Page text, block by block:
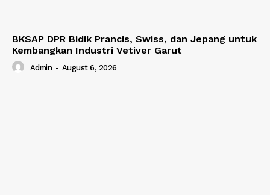
BKSAP DPR Bidik Prancis, Swiss, dan Jepang untuk
Kembangkan Industri Vetiver Garut
Admin - August 6, 2026